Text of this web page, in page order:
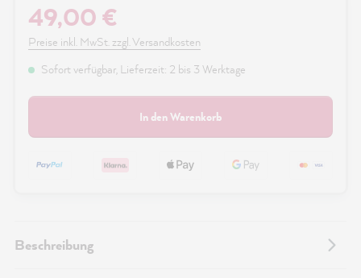
49,00 €
Preise inkl. MwSt. zzgl. Versandkosten
Sofort verfügbar, Lieferzeit: 2 bis 3 Werktage
In den Warenkorb
Beschreibung